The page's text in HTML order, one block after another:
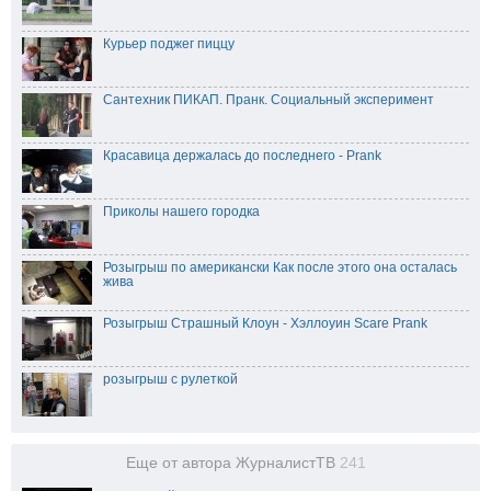
Курьер поджег пиццу
Сантехник ПИКАП. Пранк. Социальный эксперимент
Красавица держалась до последнего - Prank
Приколы нашего городка
Розыгрыш по американски Как после этого она осталась
жива
Розыгрыш Страшный Клоун - Хэллоуин Scare Prank
розыгрыш с рулеткой
Еще от автора ЖурналистТВ 241